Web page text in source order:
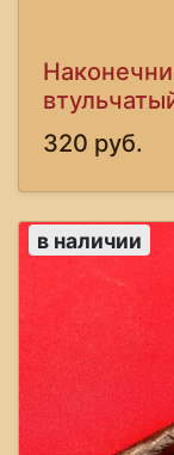
320 руб.
в наличии